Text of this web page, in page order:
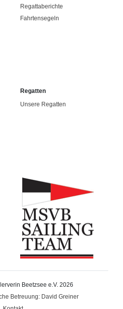
Regattaberichte
Fahrtensegeln
Regatten
Unsere Regatten
Beetzsee e.V. 2026
Betreuung: David Greiner